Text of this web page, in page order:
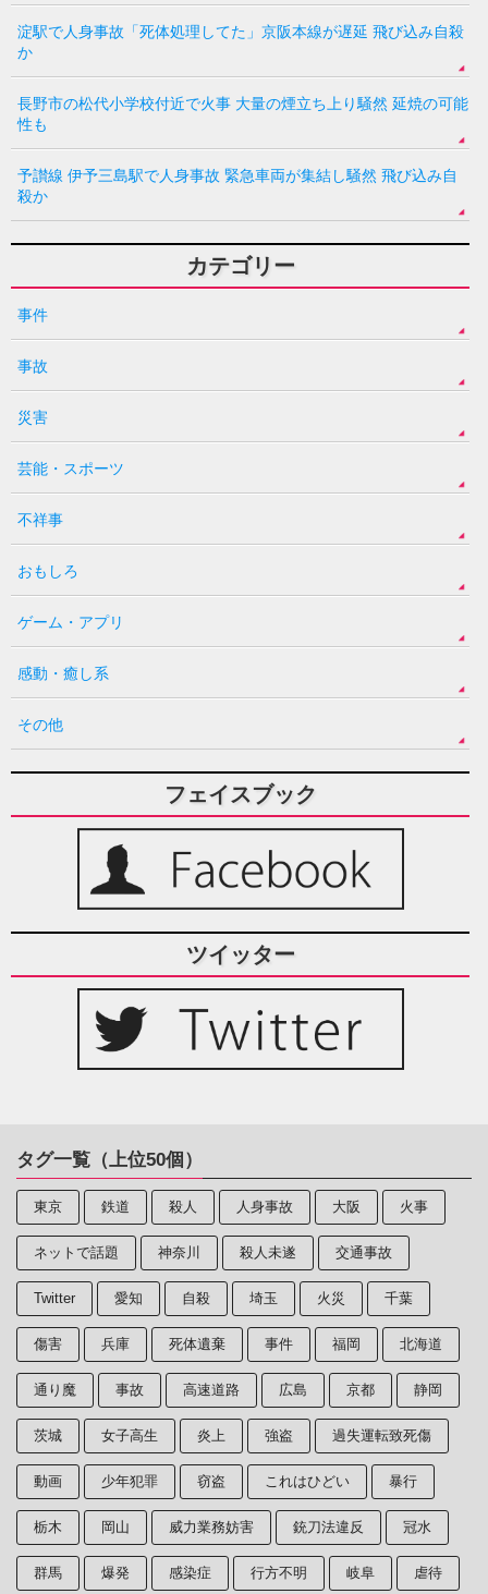
淀駅で人身事故「死体処理してた」京阪本線が遅延 飛び込み自殺
か
長野市の松代小学校付近で火事 大量の煙立ち上り騒然 延焼の可能
性も
予讃線 伊予三島駅で人身事故 緊急車両が集結し騒然 飛び込み自
殺か
カテゴリー
事件
事故
災害
芸能・スポーツ
不祥事
おもしろ
ゲーム・アプリ
感動・癒し系
その他
フェイスブック
ツイッター
タグ一覧（上位50個）
東京 鉄道 殺人 人身事故 大阪 火事
ネットで話題 神奈川 殺人未遂 交通事故
Twitter 愛知 自殺 埼玉 火災 千葉
傷害 兵庫 死体遺棄 事件 福岡 北海道
通り魔 事故 高速道路 広島 京都 静岡
茨城 女子高生 炎上 強盗 過失運転致死傷
動画 少年犯罪 窃盗 これはひどい 暴行
栃木 岡山 威力業務妨害 銃刀法違反 冠水
群馬 爆発 感染症 行方不明 岐阜 虐待